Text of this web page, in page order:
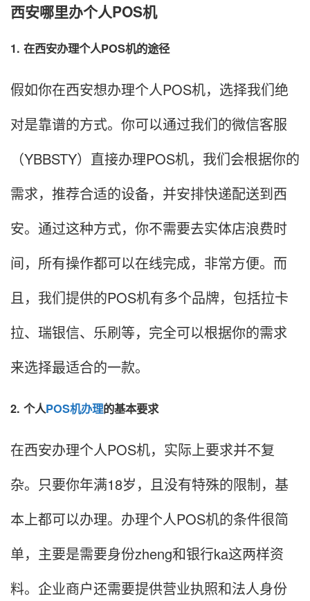
西安哪里办个人POS机
1. 在西安办理个人POS机的途径
假如你在西安想办理个人POS机，选择我们绝
对是靠谱的方式。你可以通过我们的微信客服
（YBBSTY）直接办理POS机，我们会根据你的
需求，推荐合适的设备，并安排快递配送到西
安。通过这种方式，你不需要去实体店浪费时
间，所有操作都可以在线完成，非常方便。而
且，我们提供的POS机有多个品牌，包括拉卡
拉、瑞银信、乐刷等，完全可以根据你的需求
来选择最适合的一款。
2. 个人POS机办理的基本要求
在西安办理个人POS机，实际上要求并不复
杂。只要你年满18岁，且没有特殊的限制，基
本上都可以办理。办理个人POS机的条件很简
单，主要是需要身份zheng和银行ka这两样资
料。企业商户还需要提供营业执照和法人身份